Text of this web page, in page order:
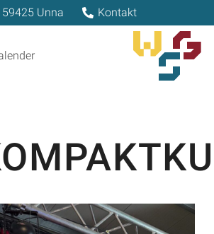
59425 Unna Kontakt